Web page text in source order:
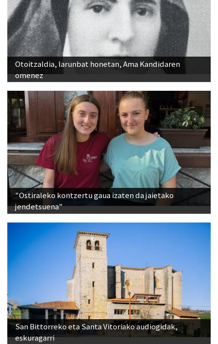
Otoitzaldia, larunbat honetan, Ama Kandidaren
omenez
"Ostiraleko kontzertu gaua izaten da jaietako
jendetsuena"
San Bittorreko eta Santa Vitoriako audiogidak,
eskuragarri